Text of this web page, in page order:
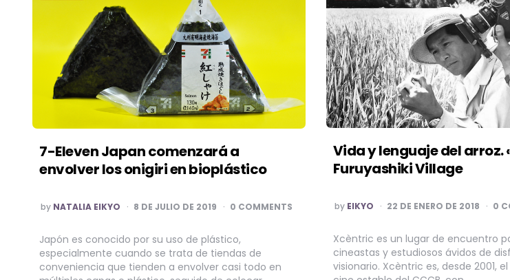
7-Eleven Japan comenzará a
envolver los onigiri en bioplástico
POSTED
BY
by NATALIA EIKYO 8 DE JULIO DE 2019 0 COMMENTS
Japón es conocido por su uso de plástico,
especialmente cuando se trata de tiendas de
conveniencia que tienden a envolver casi todo en
Vida y lenguaje del arroz.
Furuyashiki Village
POSTED
BY
by EIKYO 22 DE ENERO DE 2018 0
Xcèntric es un lugar de encuentro
cineastas y estudiosos ávidos de
visionario. Xcèntric es, desde 2001,